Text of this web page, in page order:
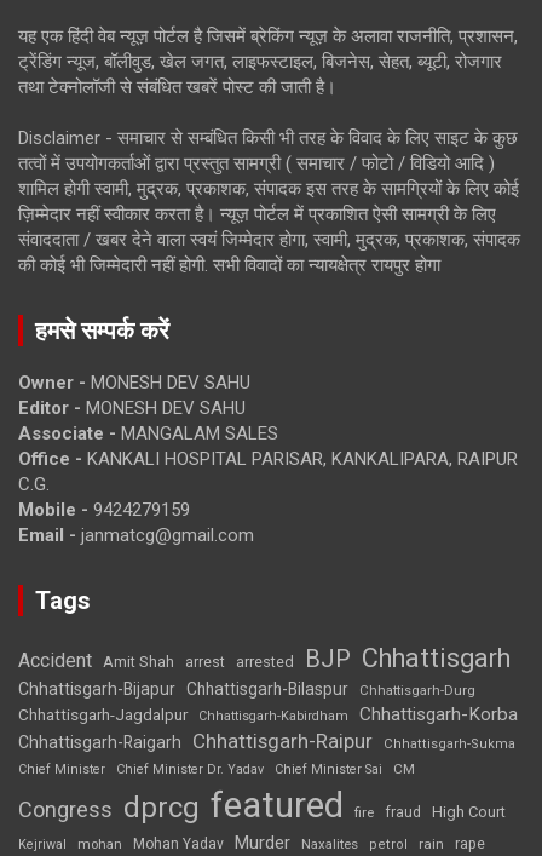
यह एक हिंदी वेब न्यूज़ पोर्टल है जिसमें ब्रेकिंग न्यूज़ के अलावा राजनीति, प्रशासन,
ट्रेंडिंग न्यूज, बॉलीवुड, खेल जगत, लाइफस्टाइल, बिजनेस, सेहत, ब्यूटी, रोजगार
तथा टेक्नोलॉजी से संबंधित खबरें पोस्ट की जाती है।
Disclaimer - समाचार से सम्बंधित किसी भी तरह के विवाद के लिए साइट के कुछ
तत्वों में उपयोगकर्ताओं द्वारा प्रस्तुत सामग्री ( समाचार / फोटो / विडियो आदि )
शामिल होगी स्वामी, मुद्रक, प्रकाशक, संपादक इस तरह के सामग्रियों के लिए कोई
ज़िम्मेदार नहीं स्वीकार करता है। न्यूज़ पोर्टल में प्रकाशित ऐसी सामग्री के लिए
संवाददाता / खबर देने वाला स्वयं जिम्मेदार होगा, स्वामी, मुद्रक, प्रकाशक, संपादक
की कोई भी जिम्मेदारी नहीं होगी. सभी विवादों का न्यायक्षेत्र रायपुर होगा
हमसे सम्पर्क करें
Owner - MONESH DEV SAHU
Editor - MONESH DEV SAHU
Associate - MANGALAM SALES
Office - KANKALI HOSPITAL PARISAR, KANKALIPARA, RAIPUR
C.G.
Mobile - 9424279159
Email - janmatcg@gmail.com
Tags
Accident Amit Shah arrest arrested BJP Chhattisgarh
Chhattisgarh-Bijapur Chhattisgarh-Bilaspur Chhattisgarh-Durg
Chhattisgarh-Jagdalpur Chhattisgarh-Kabirdham Chhattisgarh-Korba
Chhattisgarh-Raigarh Chhattisgarh-Raipur
Chhattisgarh-Sukma
Chief Minister
Chief Minister Dr. Yadav Chief Minister Sai CM
Congress dprcg featured fire fraud High Court
Kejriwal mohan Mohan Yadav Murder Naxalites petrol rain rape